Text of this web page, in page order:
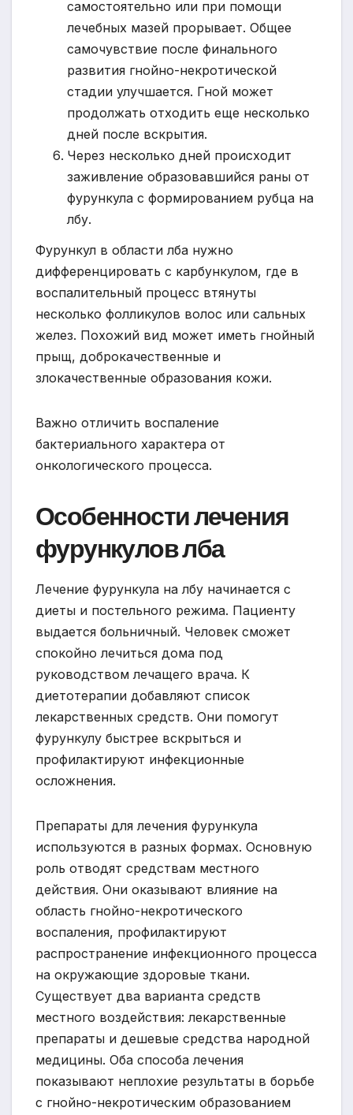
самостоятельно или при помощи
лечебных мазей прорывает. Общее
самочувствие после финального
развития гнойно-некротической
стадии улучшается. Гной может
продолжать отходить еще несколько
дней после вскрытия.
Через несколько дней происходит
заживление образовавшийся раны от
фурункула с формированием рубца на
лбу.
Фурункул в области лба нужно
дифференцировать с карбункулом, где в
воспалительный процесс втянуты
несколько фолликулов волос или сальных
желез. Похожий вид может иметь гнойный
прыщ, доброкачественные и
злокачественные образования кожи.
Важно отличить воспаление
бактериального характера от
онкологического процесса.
Особенности лечения
фурункулов лба
Лечение фурункула на лбу начинается с
диеты и постельного режима. Пациенту
выдается больничный. Человек сможет
спокойно лечиться дома под
руководством лечащего врача. К
диетотерапии добавляют список
лекарственных средств. Они помогут
фурункулу быстрее вскрыться и
профилактируют инфекционные
осложнения.
Препараты для лечения фурункула
используются в разных формах. Основную
роль отводят средствам местного
действия. Они оказывают влияние на
область гнойно-некротического
воспаления, профилактируют
распространение инфекционного процесса
на окружающие здоровые ткани.
Существует два варианта средств
местного воздействия: лекарственные
препараты и дешевые средства народной
медицины. Оба способа лечения
показывают неплохие результаты в борьбе
с гнойно-некротическим образованием